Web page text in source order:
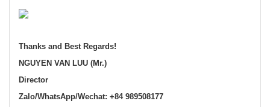
Thanks and Best Regards!
NGUYEN VAN LUU (Mr.)
Director
Zalo/WhatsApp/Wechat: +84 989508177